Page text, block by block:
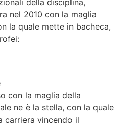
della disciplina,
nel 2010 con la maglia
la quale mette in bacheca,
con la maglia della
ne è la stella, con la quale
carriera vincendo il